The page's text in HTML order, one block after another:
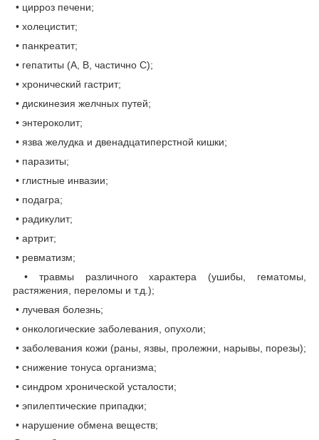
• цирроз печени;
• холецистит;
• панкреатит;
• гепатиты (А, В, частично С);
• хронический гастрит;
• дискинезия желчных путей;
• энтероколит;
• язва желудка и двенадцатиперстной кишки;
• паразиты;
• глистные инвазии;
• подагра;
• радикулит;
• артрит;
• ревматизм;
• травмы различного характера (ушибы, гематомы,
растяжения, переломы и т.д.);
• лучевая болезнь;
• онкологические заболевания, опухоли;
• заболевания кожи (раны, язвы, пролежни, нарывы, порезы);
• снижение тонуса организма;
• синдром хронической усталости;
• эпилептические припадки;
• нарушение обмена веществ;